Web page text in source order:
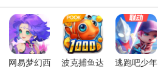
网易梦幻西
波克捕鱼达
逃跑吧少年